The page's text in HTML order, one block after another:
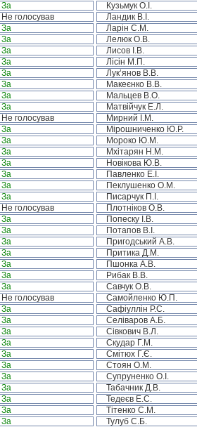
За Кузьмук О.І.
Не голосував Ландик В.І.
За Ларін С.М.
За Лелюк О.В.
За Лисов І.В.
За Лісін М.П.
За Лук’янов В.В.
За Макеєнко В.В.
За Мальцев В.О.
За Матвійчук Е.Л.
Не голосував Мирний І.М.
За Мірошниченко Ю.Р.
За Мороко Ю.М.
За Мхітарян Н.М.
За Новікова Ю.В.
За Павленко Е.І.
За Пеклушенко О.М.
За Писарчук П.І.
Не голосував Плотніков О.В.
За Попеску І.В.
За Потапов В.І.
За Пригодський А.В.
За Притика Д.М.
За Пшонка А.В.
За Рибак В.В.
За Савчук О.В.
Не голосував Самойленко Ю.П.
За Сафіуллін Р.С.
За Селіваров А.Б.
За Сівкович В.Л.
За Скудар Г.М.
За Смітюх Г.Є.
За Стоян О.М.
За Супруненко О.І.
За Табачник Д.В.
За Тедеєв Е.С.
За Тітенко С.М.
За Тулуб С.Б.